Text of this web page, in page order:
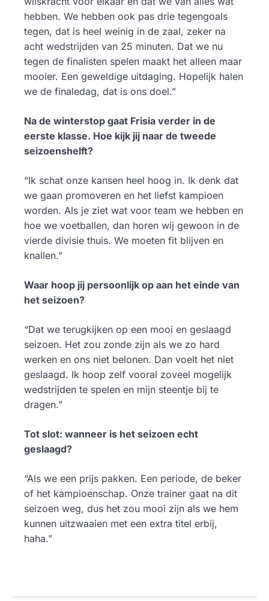
hebben. We hebben ook pas drie tegengoals
tegen, dat is heel weinig in de zaal, zeker na
acht wedstrijden van 25 minuten. Dat we nu
tegen de finalisten spelen maakt het alleen maar
mooier. Een geweldige uitdaging. Hopelijk halen
we de finaledag, dat is ons doel.”
Na de winterstop gaat Frisia verder in de
eerste klasse. Hoe kijk jij naar de tweede
seizoenshelft?
“Ik schat onze kansen heel hoog in. Ik denk dat
we gaan promoveren en het liefst kampioen
worden. Als je ziet wat voor team we hebben en
hoe we voetballen, dan horen wij gewoon in de
vierde divisie thuis. We moeten fit blijven en
knallen.”
Waar hoop jij persoonlijk op aan het einde van
het seizoen?
“Dat we terugkijken op een mooi en geslaagd
seizoen. Het zou zonde zijn als we zo hard
werken en ons niet belonen. Dan voelt het niet
geslaagd. Ik hoop zelf vooral zoveel mogelijk
wedstrijden te spelen en mijn steentje bij te
dragen.”
Tot slot: wanneer is het seizoen echt
geslaagd?
“Als we een prijs pakken. Een periode, de beker
of het kampioenschap. Onze trainer gaat na dit
seizoen weg, dus het zou mooi zijn als we hem
kunnen uitzwaaien met een extra titel erbij,
haha.”